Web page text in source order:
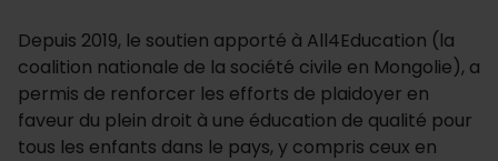
Depuis 2019, le soutien apporté à All4Education (la
coalition nationale de la société civile en Mongolie), a
permis de renforcer les efforts de plaidoyer en
faveur du plein droit à une éducation de qualité pour
tous les enfants dans le pays, y compris ceux en